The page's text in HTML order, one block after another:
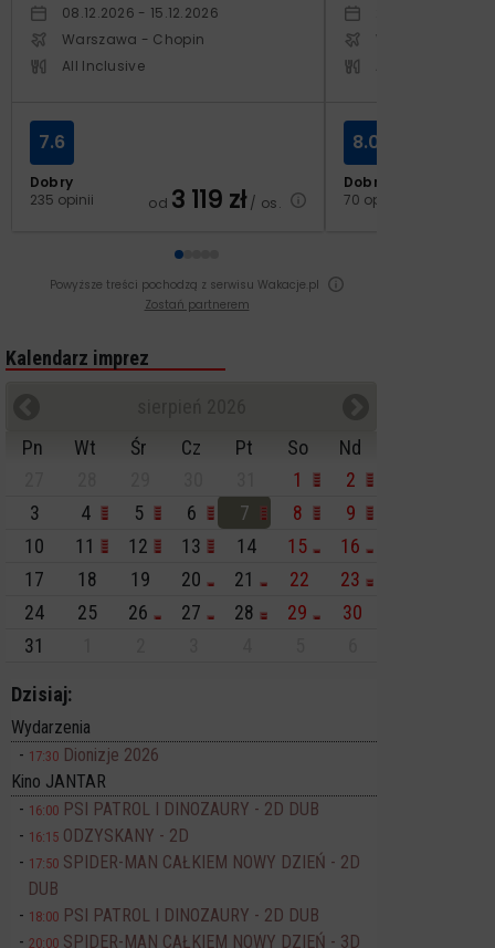
08.12.2026 - 15.12.2026
Warszawa - Chopin
All Inclusive
Dobry
235 opinii
7.6
od 3 119 zł/ os.
Warszawa -
Dobry
70 opinii
8.0
Powyższe treści pochodzą z serwisu Wakacje.pl
Zostań partnerem
Kalendarz imprez
Pn
Wt Śr Cz Pt So
Nd
1
2
3
4 5 6 7 8
9
10
11 12 13 14 15
16
17
18 19 20 21 22
23
24
25 26 27 28 29
30
31
Dzisiaj:
Wydarzenia
17:30 Dionizje 2026
Kino JANTAR
16:00 PSI PATROL I DINOZAURY - 2D DUB
16:15 ODZYSKANY - 2D
17:50 SPIDER-MAN CAŁKIEM NOWY DZIEŃ - 2D
DUB
18:00 PSI PATROL I DINOZAURY - 2D DUB
20:00 SPIDER-MAN CAŁKIEM NOWY DZIEŃ - 3D